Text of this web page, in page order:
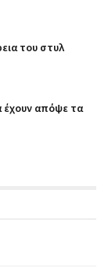
του στυλ
έχουν απόψε τα